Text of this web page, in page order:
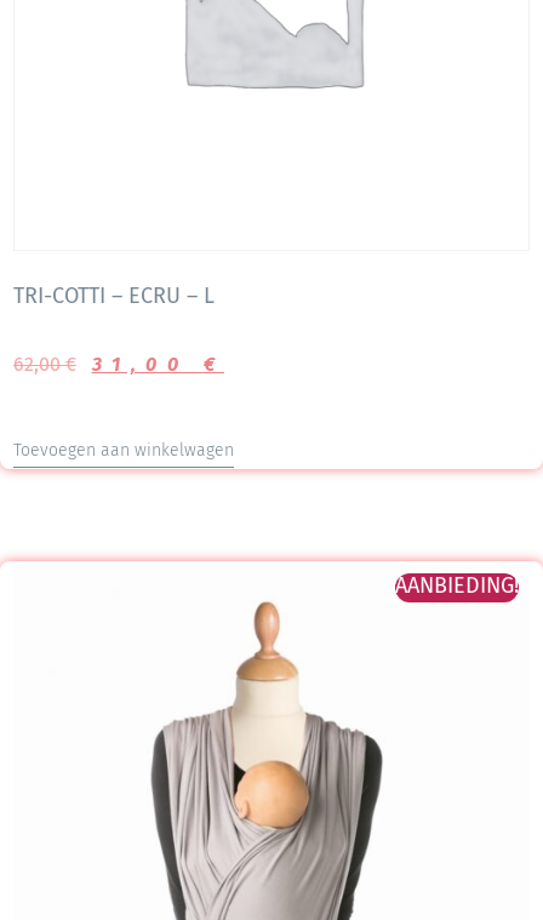
TRI-COTTI – ECRU – L
62,00€ 31,00 €
Toevoegen aan winkelwagen
AANBIEDING!